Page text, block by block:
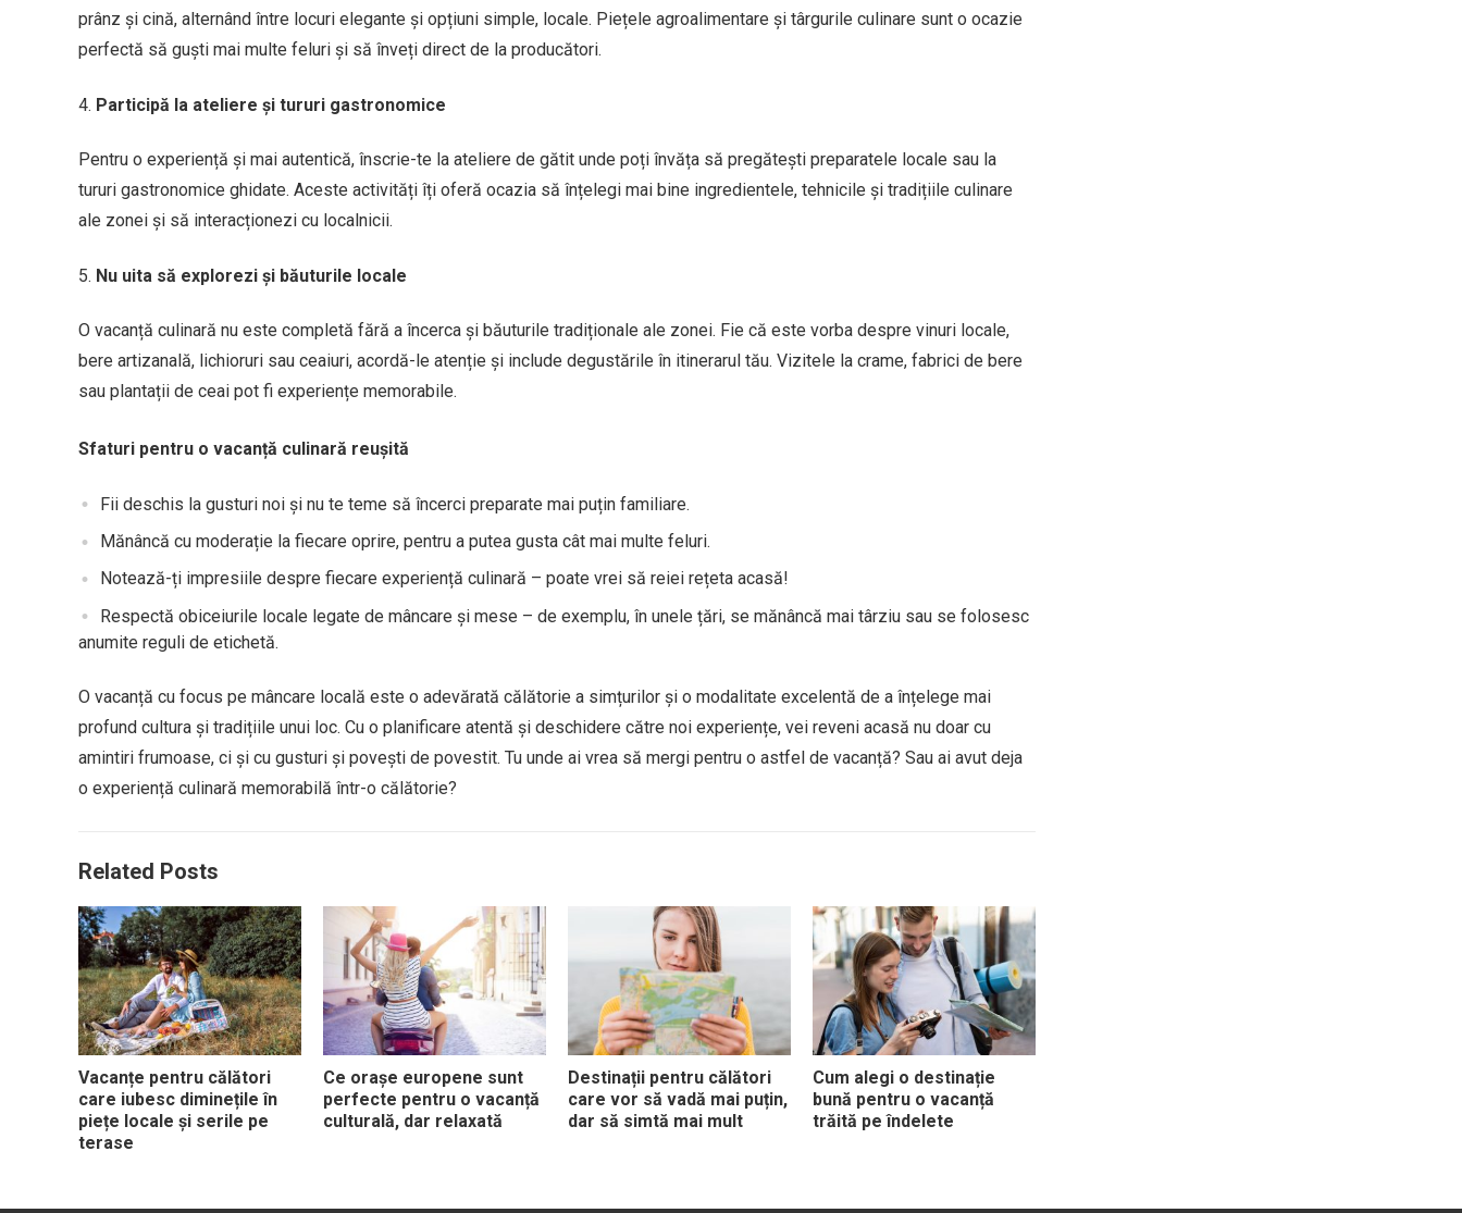
prânz și cină, alternând între locuri elegante și opțiuni simple, locale. Piețele agroalimentare și târgurile culinare sunt o ocazie
perfectă să guști mai multe feluri și să înveți direct de la producători.
Participă la ateliere și tururi gastronomice
Pentru o experiență și mai autentică, înscrie-te la ateliere de gătit unde poți învăța să pregătești preparatele locale sau la
tururi gastronomice ghidate. Aceste activități îți oferă ocazia să înțelegi mai bine ingredientele, tehnicile și tradițiile culinare
ale zonei și să interacționezi cu localnicii.
Nu uita să explorezi și băuturile locale
O vacanță culinară nu este completă fără a încerca și băuturile tradiționale ale zonei. Fie că este vorba despre vinuri locale,
bere artizanală, lichioruri sau ceaiuri, acordă-le atenție și include degustările în itinerarul tău. Vizitele la crame, fabrici de bere
sau plantații de ceai pot fi experiențe memorabile.
Sfaturi pentru o vacanță culinară reușită
Fii deschis la gusturi noi și nu te teme să încerci preparate mai puțin familiare.
Mănâncă cu moderație la fiecare oprire, pentru a putea gusta cât mai multe feluri.
Notează-ți impresiile despre fiecare experiență culinară – poate vrei să reiei rețeta acasă!
Respectă obiceiurile locale legate de mâncare și mese – de exemplu, în unele țări, se mănâncă mai târziu sau se folosesc
anumite reguli de etichetă.
O vacanță cu focus pe mâncare locală este o adevărată călătorie a simțurilor și o modalitate excelentă de a înțelege mai
profund cultura și tradițiile unui loc. Cu o planificare atentă și deschidere către noi experiențe, vei reveni acasă nu doar cu
amintiri frumoase, ci și cu gusturi și povești de povestit. Tu unde ai vrea să mergi pentru o astfel de vacanță? Sau ai avut deja
o experiență culinară memorabilă într-o călătorie?
Related Posts
Vacanțe pentru călători
care iubesc diminețile în
piețe locale și serile pe
terase
Ce orașe europene sunt
perfecte pentru o vacanță
culturală, dar relaxată
Destinații pentru călători
care vor să vadă mai puțin,
dar să simtă mai mult
Cum alegi o destinație
bună pentru o vacanță
trăită pe îndelete